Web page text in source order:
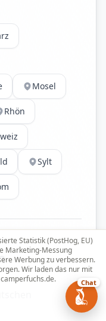
Mosel
Rhön
Sylt
Statistik (PostHog, EU)
Marketing-Messung
Werbung zu verbessern.
Wir laden das nur mit
Chat